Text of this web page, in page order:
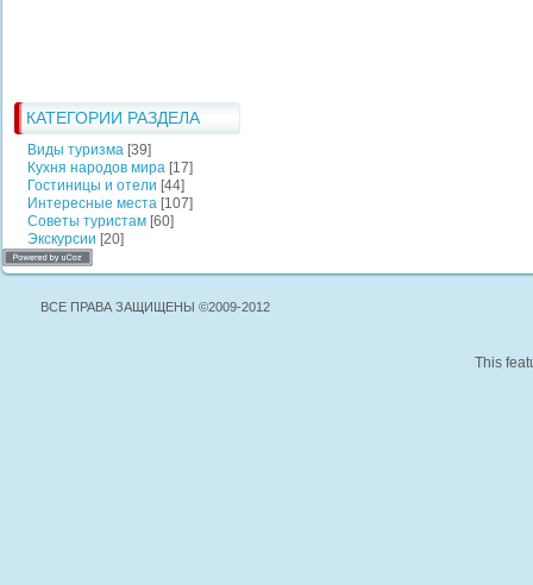
КАТЕГОРИИ РАЗДЕЛА
Виды туризма [39]
Кухня народов мира [17]
Гостиницы и отели [44]
Интересные места [107]
Советы туристам [60]
Экскурсии [20]
ВСЕ ПРАВА ЗАЩИЩЕНЫ ©2009-2012
This